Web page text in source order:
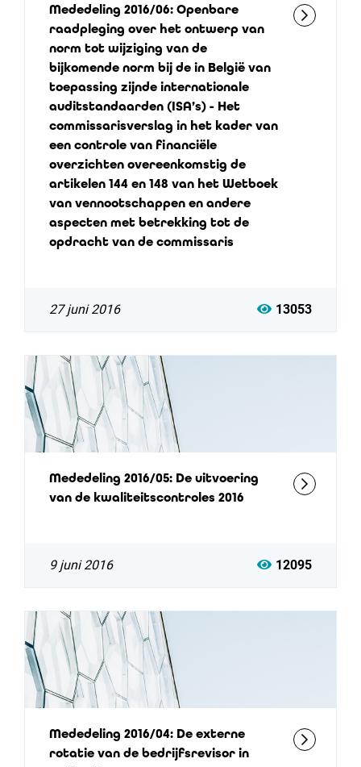
Mededeling 2016/06: Openbare
raadpleging over het ontwerp van
norm tot wijziging van de
bijkomende norm bij de in België van
toepassing zijnde internationale
auditstandaarden (ISA’s) - Het
commissarisverslag in het kader van
een controle van financiële
overzichten overeenkomstig de
artikelen 144 en 148 van het Wetboek
van vennootschappen en andere
aspecten met betrekking tot de
opdracht van de commissaris
27 juni 2016 13053
Mededeling 2016/05: De uitvoering
van de kwaliteitscontroles 2016
9 juni 2016 12095
Mededeling 2016/04: De externe
rotatie van de bedrijfsrevisor in